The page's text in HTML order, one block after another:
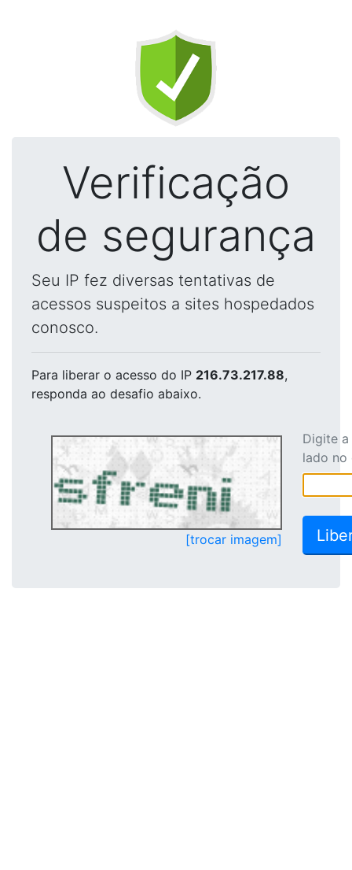
Verificação
de segurança
Seu IP fez diversas tentativas de
acessos suspeitos a sites hospedados
conosco.
Para liberar o acesso do IP 216.73.217.88,
responda ao desafio abaixo.
[trocar imagem]
Digite
lado no